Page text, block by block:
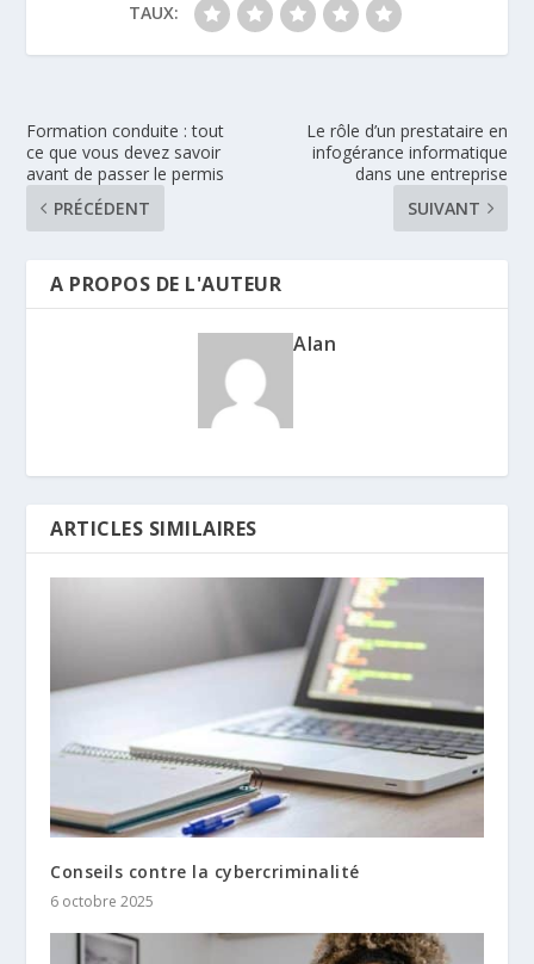
TAUX:
Formation conduite : tout
ce que vous devez savoir
avant de passer le permis
PRÉCÉDENT
Le rôle d’un prestataire en
infogérance informatique
dans une entreprise
SUIVANT
A PROPOS DE L'AUTEUR
Alan
ARTICLES SIMILAIRES
Conseils contre la cybercriminalité
6 octobre 2025